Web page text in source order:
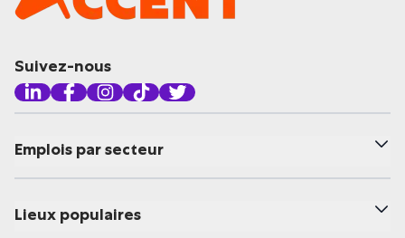
Suivez-nous
Emplois par secteur
Lieux populaires